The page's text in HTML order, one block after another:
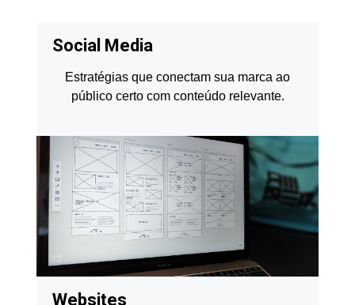
Social Media
Estratégias que conectam sua marca ao
público certo com conteúdo relevante.
Websites